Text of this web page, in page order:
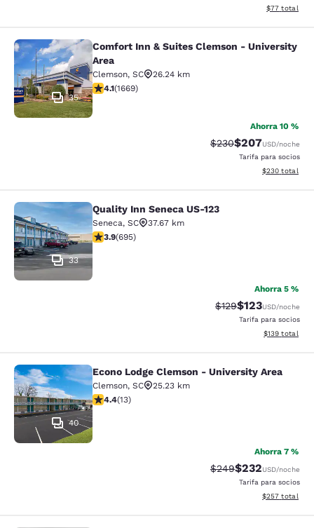
Ver detalles
$77 total
Comfort Inn & Suites Clemson -
35
Comfort Inn & Suites Clemson - University
Area
Clemson, SC
26.24 km
calificación de 4.12 estrellas. Muy bueno. 1669 reseñas
4.1(1669)
Ahorra 10 %
Precio tachado:
$230Precio con
$207USD/noche
Tarifa para socios
Ver detalles
$230 total
Quality Inn Seneca US-123
33
Quality Inn Seneca US-123
Seneca, SC
37.67 km
calificación de 3.85 estrellas. Bueno. 695 reseñas
3.9(695)
Ahorra 5 %
Precio tachado:
$129Precio con
$123USD/noche
Tarifa para socios
Ver detalles
$139 total
Econo Lodge Clemson - University
40
Econo Lodge Clemson - University Area
Clemson, SC
25.23 km
calificación de 4.38 estrellas. Excelente. 13 reseñas
4.4(13)
Ahorra 7 %
Precio tachado:
$249Precio con
$232USD/noche
Tarifa para socios
Ver detalles
$257 total